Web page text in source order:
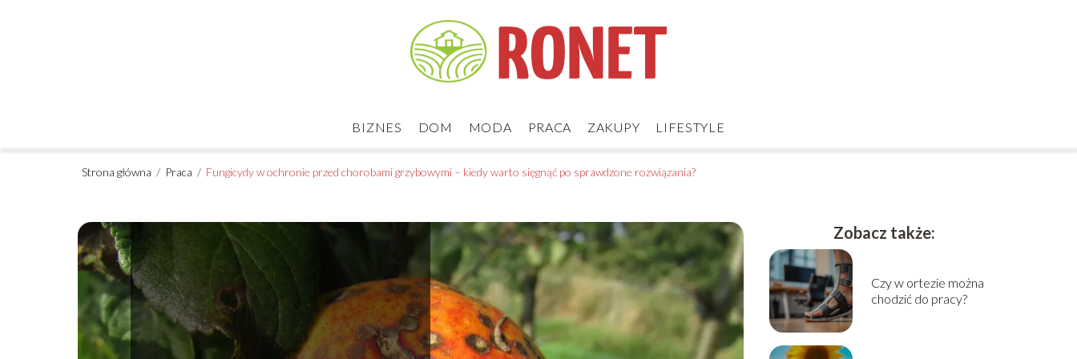
BIZNES DOM MODA PRACA ZAKUPY LIFESTYLE
Strona główna / Praca / Fungicydy w ochronie przed chorobami grzybowymi – kiedy warto sięgnąć po sprawdzone rozwiązania?
Zobacz także:
Czy w ortezie można
chodzić do pracy?